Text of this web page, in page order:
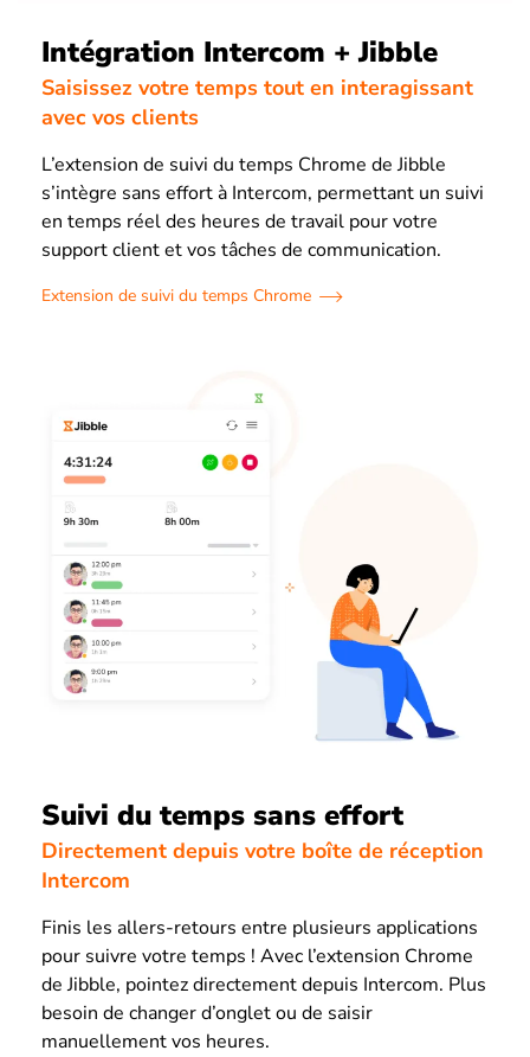
Intégration Intercom + Jibble
Saisissez votre temps tout en interagissant
avec vos clients
L’extension de suivi du temps Chrome de Jibble
s’intègre sans effort à Intercom, permettant un suivi
en temps réel des heures de travail pour votre
support client et vos tâches de communication.
Extension de suivi du temps Chrome
Suivi du temps sans effort
Directement depuis votre boîte de réception
Intercom
Finis les allers-retours entre plusieurs applications
pour suivre votre temps ! Avec l’extension Chrome
de Jibble, pointez directement depuis Intercom. Plus
besoin de changer d’onglet ou de saisir
manuellement vos heures.